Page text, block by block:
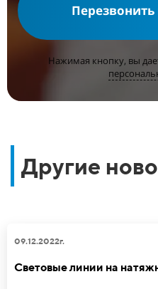
Перезвонить
Нажимая кнопку, вы
Другие
09.12.2022г.
Световые линии на